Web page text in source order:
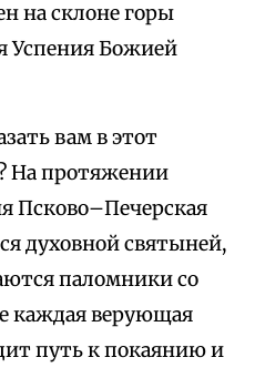
на склоне горы
Успения Божией
вам в этот
На протяжении
Псково–Печерская
духовной святыней,
паломники со
каждая верующая
путь к покаянию и